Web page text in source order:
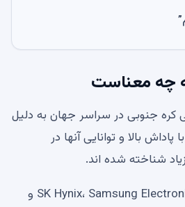
چه معناست
کره جنوبی در سراسر جهان به دلیل
بالا و توانایی آنها در
شناخته شده اند.
پارک به طور خاص به SK Hynix، Samsung Electronics و